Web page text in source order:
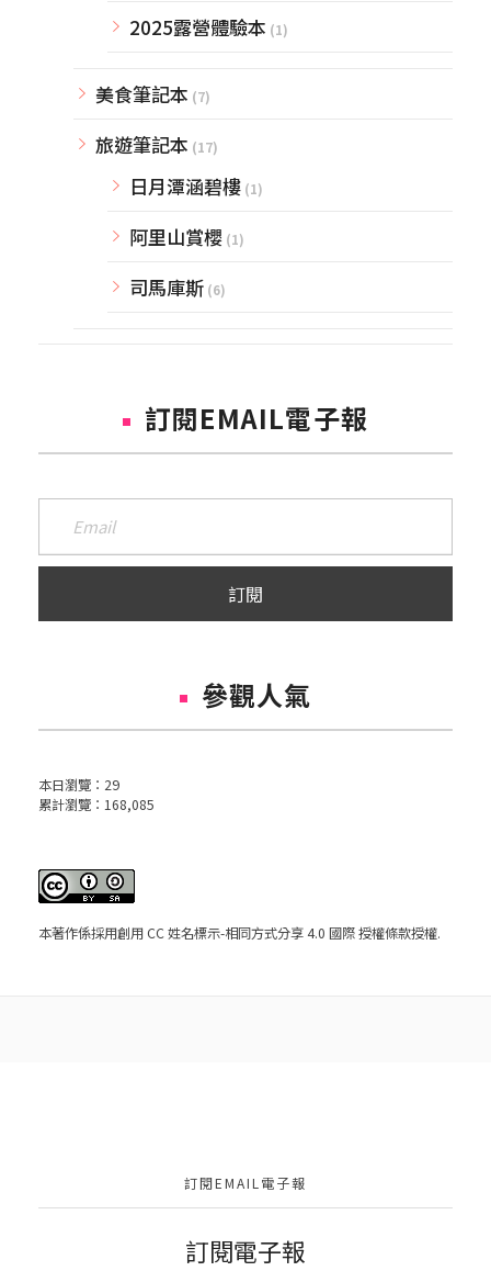
2025露營體驗本 (1)
美食筆記本 (7)
旅遊筆記本 (17)
日月潭涵碧樓 (1)
阿里山賞櫻 (1)
司馬庫斯 (6)
訂閱EMAIL電子報
參觀人氣
本日瀏覽： 29
累計瀏覽： 168,085
本著作係採用創用 CC 姓名標示-相同方式分享 4.0 國際 授權條款授權.
訂閱EMAIL電子報
訂閱電子報